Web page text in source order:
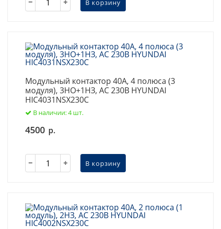
В корзину
Модульный контактор 40А, 4 полюса (3
модуля), 3НО+1НЗ, AC 230В HYUNDAI
HIC4031NSX230C
В наличии: 4 шт.
4500 р.
В корзину